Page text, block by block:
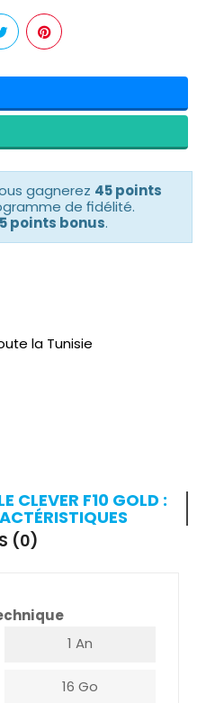
gagnerez 45 points
de fidélité.
points bonus.
la Tunisie
CLEVER F10 GOLD :
(0)
1 An
16 Go